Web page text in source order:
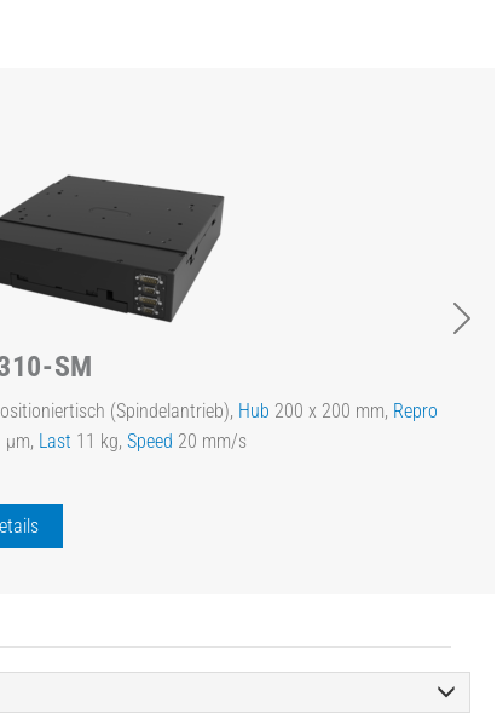
SM
(Spindelantrieb), Hub 200 x 200 mm, Repro
µm, Last 11 kg, Speed 20 mm/s